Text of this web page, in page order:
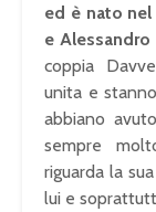
ed è nato nel
e
coppia
unita e
abbiano
sempre
riguarda la
lui e